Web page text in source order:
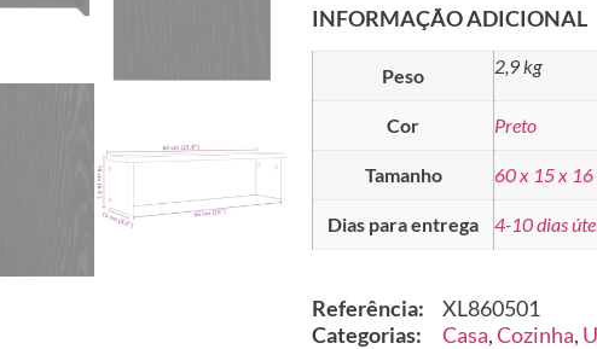
INFORMAÇÃO ADICIONAL
Peso 2,9 kg
Cor Preto
Tamanho 60 x 15 x 16
Dias para entrega 4-10 dias
Referência:
XL860501
Categorias:
Casa,Cozinha,